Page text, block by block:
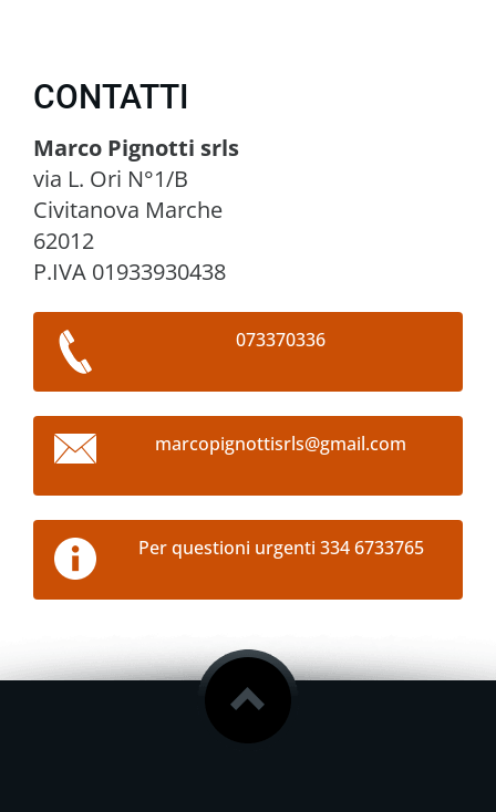
CONTATTI
Marco Pignotti srls
via L. Ori N°1/B
Civitanova Marche
62012
P.IVA 01933930438
073370336
marcopignottisrls@gmail.com
Per questioni urgenti 334 6733765